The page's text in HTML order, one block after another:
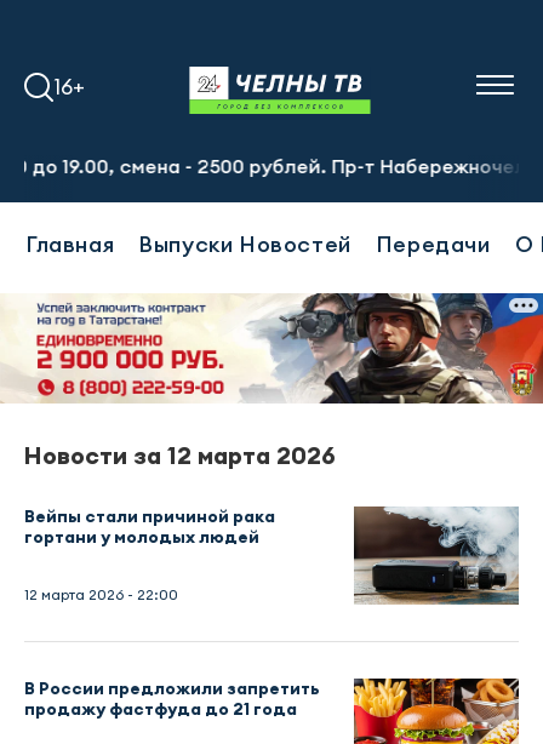
16+
19.00, смена - 2500 рублей. Пр-т
Главная Выпуски Новостей Передачи О
Новости за 12 марта 2026
Вейпы стали причиной рака
гортани у молодых людей
12 марта 2026 - 22:00
В России предложили запретить
продажу фастфуда до 21 года